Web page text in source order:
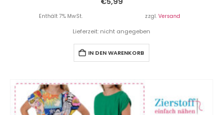
Enthält 7% MwSt. zzgl. Versand
Lieferzeit: nicht angegeben
IN DEN WARENKORB